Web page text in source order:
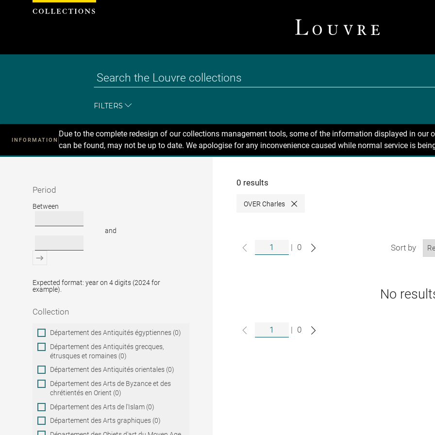
FILTERS
INFORMATION
Due to the complete redesign of our collections management tools, some of the information displayed in
can be found, may not be up to date. We apologise for any inconvenience caused while normal service is
Recherche
Period
Period
Between
and
Expected format: year on 4 digits (2024 for
example).
Collection
Collection
Département des Antiquités égyptiennes (0)
Département des Antiquités grecques,
étrusques et romaines (0)
Département des Antiquités orientales (0)
Département des Arts de Byzance et des
chrétientés en Orient (0)
Département des Arts de l'Islam (0)
Département des Arts graphiques (0)
0 results
OVER Charles Close
| 0 Sort by
No
| 0
Cookies management panel